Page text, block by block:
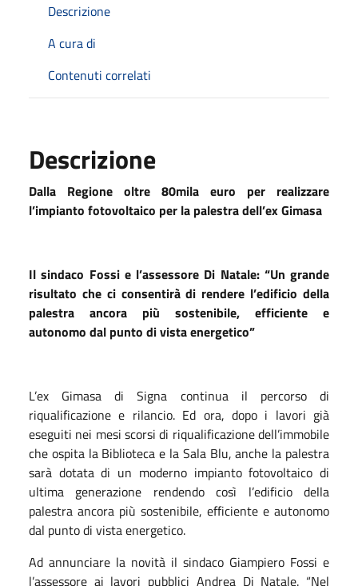
Descrizione
A cura di
Contenuti correlati
Descrizione
Dalla Regione oltre 80mila euro per realizzare
l’impianto fotovoltaico per la palestra dell’ex Gimasa
Il sindaco Fossi e l’assessore Di Natale: “Un grande
risultato che ci consentirà di rendere l’edificio della
palestra ancora più sostenibile, efficiente e
autonomo dal punto di vista energetico”
L’ex Gimasa di Signa continua il percorso di
riqualificazione e rilancio. Ed ora, dopo i lavori già
eseguiti nei mesi scorsi di riqualificazione dell’immobile
che ospita la Biblioteca e la Sala Blu, anche la palestra
sarà dotata di un moderno impianto fotovoltaico di
ultima generazione rendendo così l’edificio della
palestra ancora più sostenibile, efficiente e autonomo
dal punto di vista energetico.
Ad annunciare la novità il sindaco Giampiero Fossi e
l’assessore ai lavori pubblici Andrea Di Natale. “Nel